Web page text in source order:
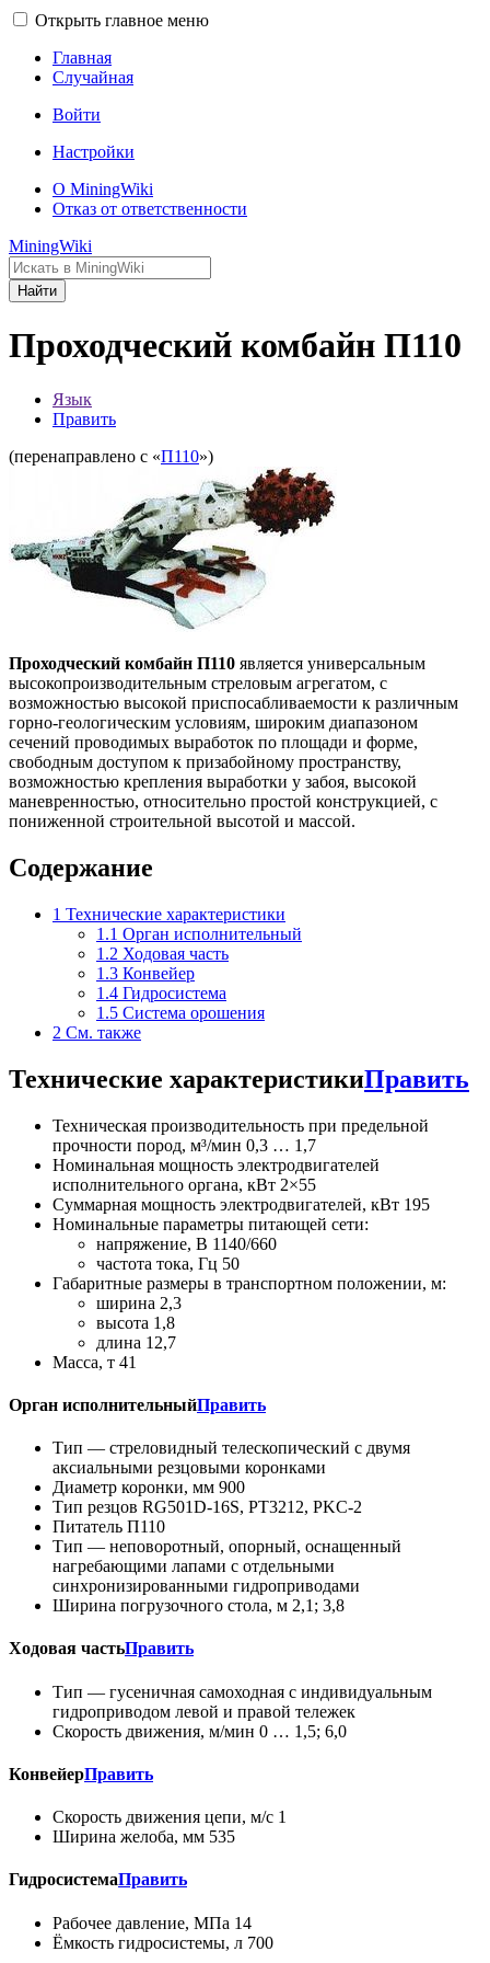
Открыть главное меню
Главная
Случайная
Войти
Настройки
О MiningWiki
Отказ от ответственности
MiningWiki
Найти
Проходческий комбайн П110
Язык
Править
(перенаправлено с «П110»)
Проходческий комбайн П110 является универсальным
высокопроизводительным стреловым агрегатом, с
возможностью высокой приспосабливаемости к различным
горно-геологическим условиям, широким диапазоном
сечений проводимых выработок по площади и форме,
свободным доступом к призабойному пространству,
возможностью крепления выработки у забоя, высокой
маневренностью, относительно простой конструкцией, с
пониженной строительной высотой и массой.
Содержание
1 Технические характеристики
1.1 Орган исполнительный
1.2 Ходовая часть
1.3 Конвейер
1.4 Гидросистема
1.5 Система орошения
2 См. также
Технические характеристикиПравить
Техническая производительность при предельной
прочности пород, м³/мин 0,3 … 1,7
Номинальная мощность электродвигателей
исполнительного органа, кВт 2×55
Суммарная мощность электродвигателей, кВт 195
Номинальные параметры питающей сети:
напряжение, В 1140/660
частота тока, Гц 50
Габаритные размеры в транспортном положении, м:
ширина 2,3
высота 1,8
длина 12,7
Масса, т 41
Орган исполнительныйПравить
Тип — стреловидный телескопический с двумя
аксиальными резцовыми коронками
Диаметр коронки, мм 900
Тип резцов RG501D-16S, PT3212, PKC-2
Питатель П110
Тип — неповоротный, опорный, оснащенный
нагребающими лапами с отдельными
синхронизированными гидроприводами
Ширина погрузочного стола, м 2,1; 3,8
Ходовая частьПравить
Тип — гусеничная самоходная с индивидуальным
гидроприводом левой и правой тележек
Скорость движения, м/мин 0 … 1,5; 6,0
КонвейерПравить
Скорость движения цепи, м/с 1
Ширина желоба, мм 535
ГидросистемаПравить
Рабочее давление, МПа 14
Ёмкость гидросистемы, л 700